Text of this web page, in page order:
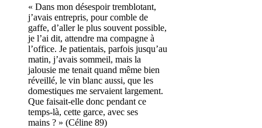
« Dans mon désespoir tremblotant,
j’avais entrepris, pour comble de
gaffe, d’aller le plus souvent possible,
je l’ai dit, attendre ma compagne à
l’office. Je patientais, parfois jusqu’au
matin, j’avais sommeil, mais la
jalousie me tenait quand même bien
réveillé, le vin blanc aussi, que les
domestiques me servaient largement.
Que faisait-elle donc pendant ce
temps-là, cette garce, avec ses
mains ? » (Céline 89)